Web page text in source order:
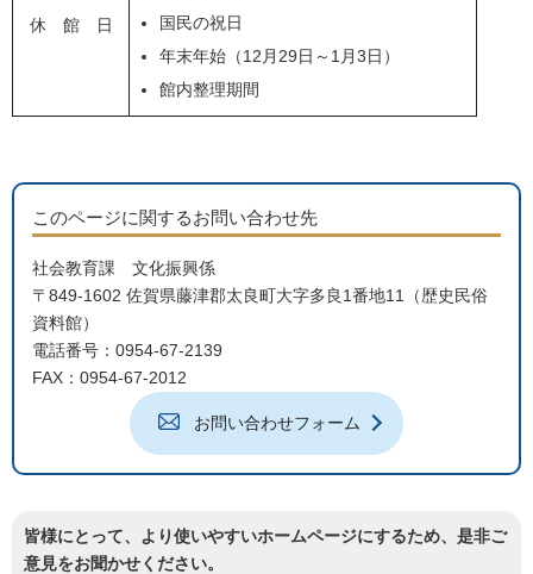
休 館 日
国民の祝日
年末年始（12月29日～1月3日）
館内整理期間
このページに関するお問い合わせ先
社会教育課 文化振興係
〒849-1602 佐賀県藤津郡太良町大字多良1番地11（歴史民俗
資料館）
電話番号：0954-67-2139
FAX：0954-67-2012
お問い合わせフォーム
皆様にとって、より使いやすいホームページにするため、是非ご
意見をお聞かせください。